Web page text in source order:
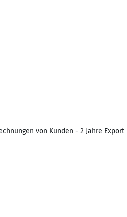
von Kunden - 2 Jahre Export